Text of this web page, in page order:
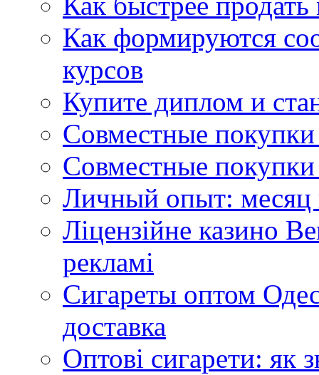
Как формируются
курсов
Купите диплом и
Совместные
Совместные покупки
Личный опыт: месяц
Ліцензійне казино
рекламі
Сигареты оптом
доставка
Оптові сигарети: як